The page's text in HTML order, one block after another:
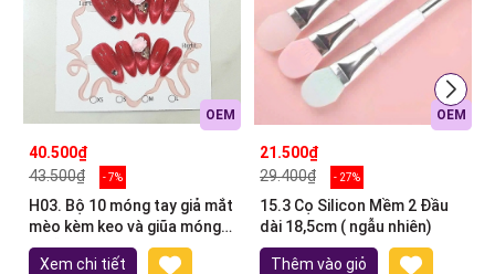
OEM
40.500₫
43.500₫
- 7%
H03. Bộ 10 móng tay giả mắt
mèo kèm keo và giũa móng
(ngẫu nhiên)
Xem chi tiết
OEM
21.500₫
29.400₫
- 27%
15.3 Cọ Silicon Mềm 2 Đầu
dài 18,5cm ( ngẫu nhiên)
Thêm vào giỏ